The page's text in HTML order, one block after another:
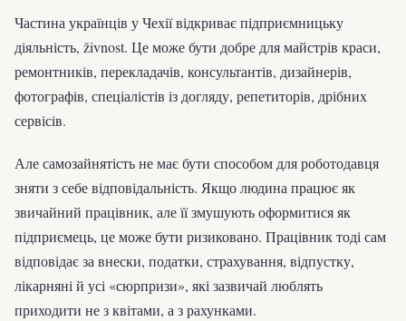
Частина українців у Чехії відкриває підприємницьку
діяльність, živnost. Це може бути добре для майстрів краси,
ремонтників, перекладачів, консультантів, дизайнерів,
фотографів, спеціалістів із догляду, репетиторів, дрібних
сервісів.
Але самозайнятість не має бути способом для роботодавця
зняти з себе відповідальність. Якщо людина працює як
звичайний працівник, але її змушують оформитися як
підприємець, це може бути ризиковано. Працівник тоді сам
відповідає за внески, податки, страхування, відпустку,
лікарняні й усі «сюрпризи», які зазвичай люблять
приходити не з квітами, а з рахунками.